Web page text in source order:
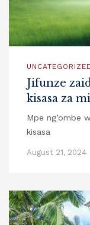
Jifunze
kisasa za
Mpe ng’ombe
kisasa
August 21, 2024